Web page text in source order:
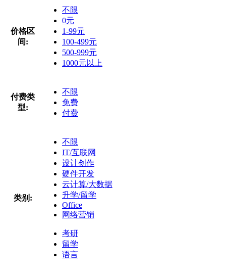
价格区
间:
不限
0元
1-99元
100-499元
500-999元
1000元以上
付费类
型:
不限
免费
付费
类别:
不限
IT/互联网
设计创作
硬件开发
云计算/大数据
升学/留学
Office
网络营销
考研
留学
语言